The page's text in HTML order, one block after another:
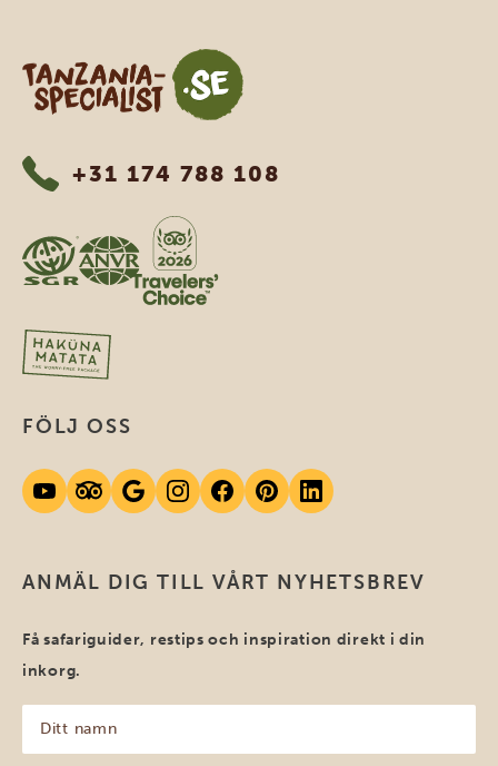
Tanzania Specialist
+31 174 788 108
ANMÄL DIG TILL VÅRT NYHETSBREV
Få safariguider, restips och inspiration direkt i din
inkorg.
namn
(Obligatoriskt)
FÖLJ OSS